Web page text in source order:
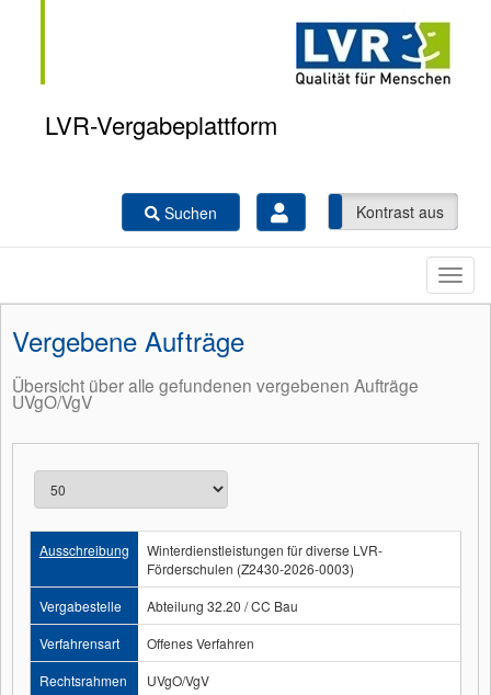
LVR-Vergabeplattform
Suchen Kontrast ein Kontrast aus
Vergebene Aufträge
Übersicht über alle gefundenen vergebenen Aufträge
UVgO/VgV
Ausschreibung
Winterdienstleistungen für diverse LVR-
Förderschulen (Z2430-2026-0003)
Vergabestelle
Abteilung 32.20 / CC Bau
Verfahrensart
Offenes Verfahren
Rechtsrahmen
UVgO/VgV